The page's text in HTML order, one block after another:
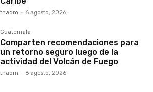
tnadm - 6 agosto, 2026
Guatemala
Comparten recomendaciones para
un retorno seguro luego de la
actividad del Volcán de Fuego
tnadm - 6 agosto, 2026